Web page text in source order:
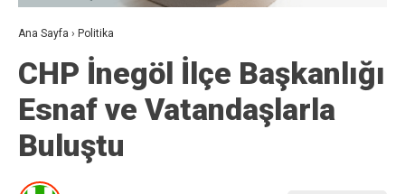
Ana Sayfa › Politika
CHP İnegöl İlçe Başkanlığı
Esnaf ve Vatandaşlarla
Buluştu